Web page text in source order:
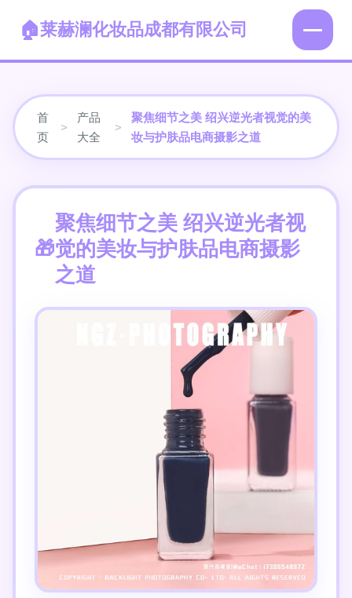
莱赫澜化妆品成都有限公司
首
页
>
产品
大全
>
聚焦细节之美 绍兴逆光者视觉的美
妆与护肤品电商摄影之道
聚焦细节之美 绍兴逆光者视
觉的美妆与护肤品电商摄影
之道